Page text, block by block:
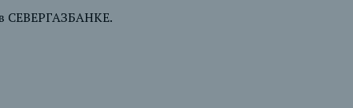
СЕВЕРГАЗБАНКЕ.